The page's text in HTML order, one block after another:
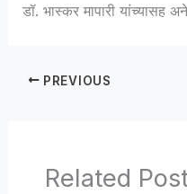
डॉ. भास्कर मापारी यांच्यासह
PREVIOUS
Related